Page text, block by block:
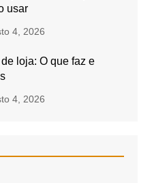
usar
4, 2026
loja: O que faz e
4, 2026